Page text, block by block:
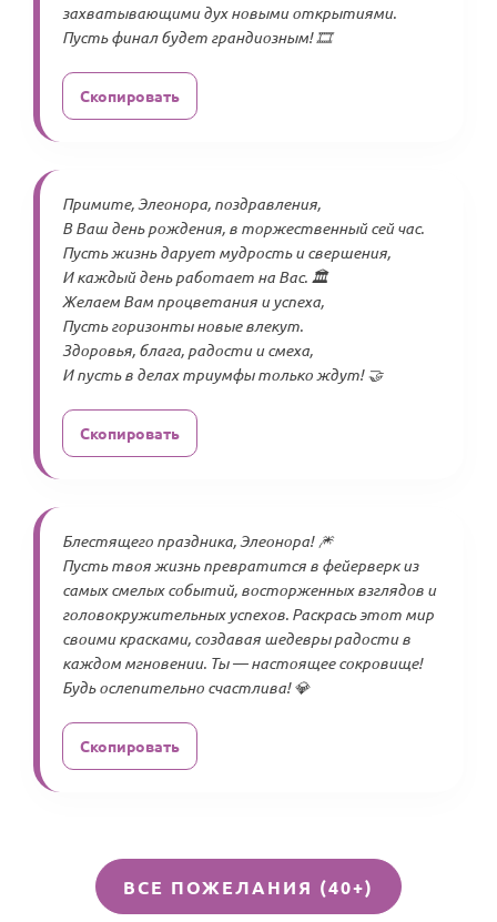
захватывающими дух новыми открытиями.
Пусть финал будет грандиозным! 🎞️
Скопировать
Примите, Элеонора, поздравления,
В Ваш день рождения, в торжественный сей час.
Пусть жизнь дарует мудрость и свершения,
И каждый день работает на Вас. 🏛️
Желаем Вам процветания и успеха,
Пусть горизонты новые влекут.
Здоровья, блага, радости и смеха,
И пусть в делах триумфы только ждут! 🤝
Скопировать
Блестящего праздника, Элеонора! 🎆
Пусть твоя жизнь превратится в фейерверк из
самых смелых событий, восторженных взглядов и
головокружительных успехов. Раскрась этот мир
своими красками, создавая шедевры радости в
каждом мгновении. Ты — настоящее сокровище!
Будь ослепительно счастлива! 💎
Скопировать
ВСЕ ПОЖЕЛАНИЯ (40+)